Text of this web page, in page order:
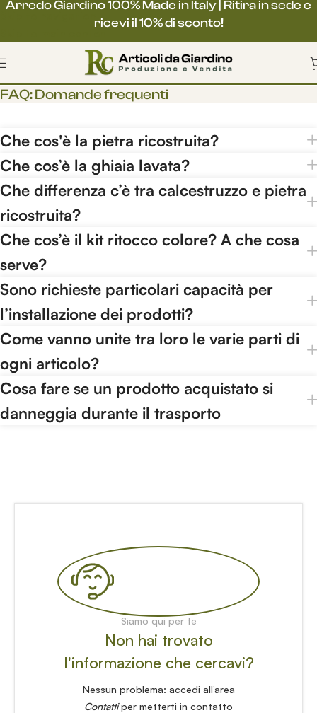
Buone vacanze da tutto il nostro team!
Chiuso per ferie dal 9 al 23
Gentile cliente, ti informiamo che la nostra
compresi.
Le spedizioni saranno sospese
dall'1 al 23 agosto.
Gli ordini ricevuti in questo periodo verranno
evasi regolarmente dal 24 agosto.
Arredo Giardino 100% Made in Italy | Ritira in sede e
ricevi il 10% di sconto!
FAQ: Domande frequenti
Che cos'è la pietra ricostruita?
Che cos’è la ghiaia lavata?
Che differenza c’è tra calcestruzzo e pietra
ricostruita?
Che cos’è il kit ritocco colore? A che cosa
serve?
Sono richieste particolari capacità per
l’installazione dei prodotti?
Come vanno unite tra loro le varie parti di
ogni articolo?
Cosa fare se un prodotto acquistato si
danneggia durante il trasporto
Siamo qui per te
Non hai trovato
l'informazione che cercavi?
Nessun problema: accedi all’area
Contattiper metterti in contatto